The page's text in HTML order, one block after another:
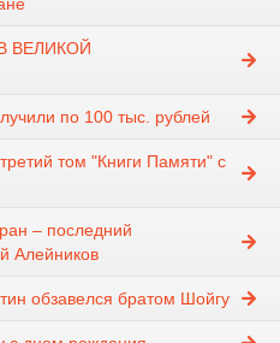
ВЕЛИКОЙ
по 100 тыс. рублей
том "Книги Памяти" с
– последний
Алейников
обзавелся братом Шойгу